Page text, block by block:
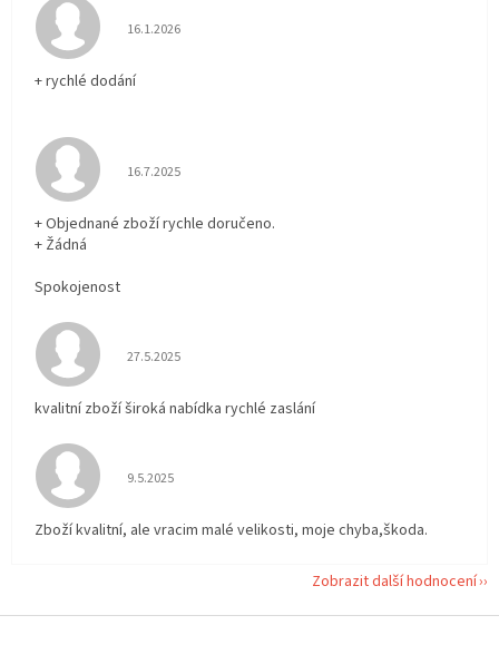
Hodnocení obchodu je 5 z 5 hvězdiček.
16.1.2026
+ rychlé dodání
Hodnocení obchodu je 5 z 5 hvězdiček.
16.7.2025
+ Objednané zboží rychle doručeno.
+ Žádná
Spokojenost
Hodnocení obchodu je 5 z 5 hvězdiček.
27.5.2025
kvalitní zboží široká nabídka rychlé zaslání
Hodnocení obchodu je 5 z 5 hvězdiček.
9.5.2025
Zboží kvalitní, ale vracim malé velikosti, moje chyba,škoda.
Zobrazit další hodnocení